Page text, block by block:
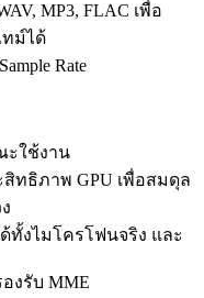
MP3, FLAC เพื่อ
ทม์ได้
Rate
ะใช้งาน
สิทธิภาพ GPU เพื่อสมดุล
ทั้งไมโครโฟนจริง และ
งรับ MME